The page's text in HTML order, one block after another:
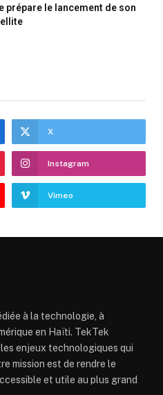
prépare le lancement de son
X
Instagram
Vimeo
à la technologie, à
en Haïti. TekTek
enjeux technologiques qui
mission est de rendre le
et utile au plus grand